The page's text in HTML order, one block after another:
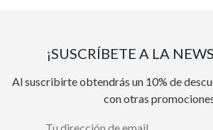
¡SUSCRÍBETE A LA
Al suscribirte obtendrás un 10% de
con otras